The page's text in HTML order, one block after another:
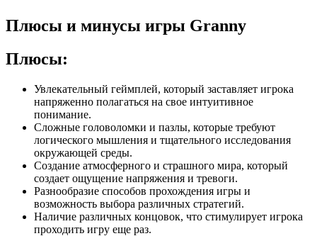
Плюсы и минусы игры Granny
Плюсы:
Увлекательный геймплей, который заставляет игрока
напряженно полагаться на свое интуитивное
понимание.
Сложные головоломки и пазлы, которые требуют
логического мышления и тщательного исследования
окружающей среды.
Создание атмосферного и страшного мира, который
создает ощущение напряжения и тревоги.
Разнообразие способов прохождения игры и
возможность выбора различных стратегий.
Наличие различных концовок, что стимулирует игрока
проходить игру еще раз.